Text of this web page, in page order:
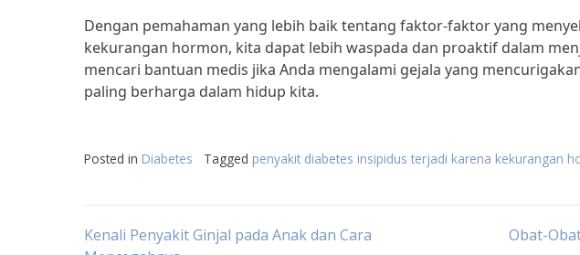
Dengan pemahaman yang lebih baik tentang faktor-faktor yang
kekurangan hormon, kita dapat lebih waspada dan proaktif dalam
mencari bantuan medis jika Anda mengalami gejala yang
paling berharga dalam hidup kita.
Posted in Diabetes Tagged penyakit diabetes insipidus terjadi karena kekurangan
Post
Kenali Penyakit Ginjal pada Anak dan Cara
Obat-